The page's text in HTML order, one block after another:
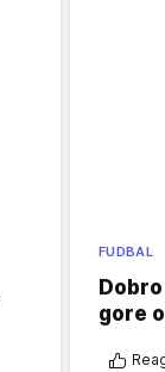
FUDBAL
gore